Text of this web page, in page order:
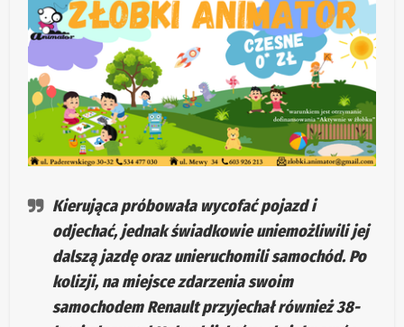
Kierująca próbowała wycofać pojazd i
odjechać, jednak świadkowie uniemożliwili jej
dalszą jazdę oraz unieruchomili samochód. Po
kolizji, na miejsce zdarzenia swoim
samochodem Renault przyjechał również 38-